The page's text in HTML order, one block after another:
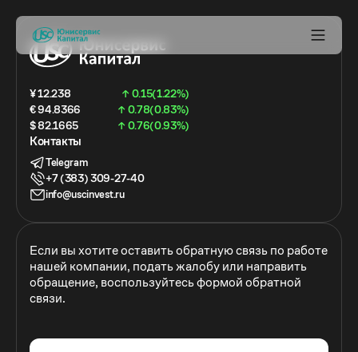
¥ 12.238
↑ 0.15(1.22%)
€ 94.8366
↑ 0.78(0.83%)
$ 82.1665
↑ 0.76(0.93%)
Контакты
Telegram
+7 (383) 309-27-40
info@uscinvest.ru
Если вы хотите оставить обратную связь по работе
нашей компании, подать жалобу или направить
обращение, воспользуйтесь формой обратной
связи.